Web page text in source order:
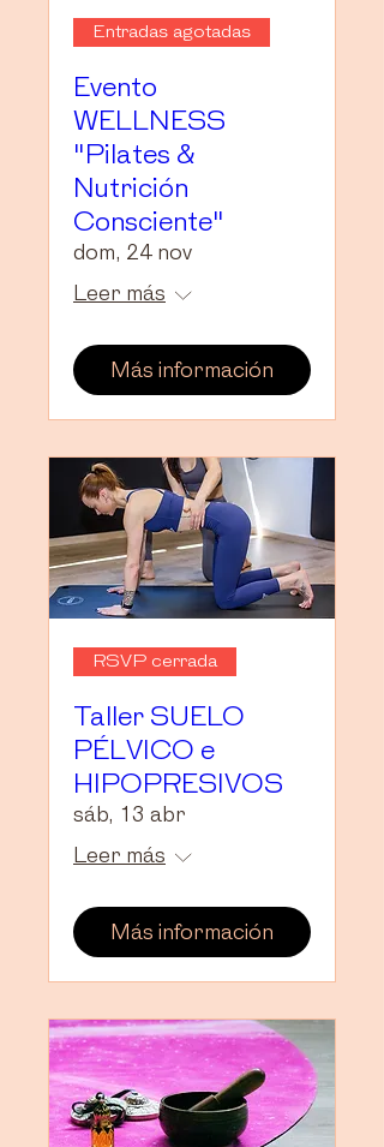
Entradas agotadas
Evento
WELLNESS
"Pilates &
Nutrición
Consciente"
dom, 24 nov
Leer más
Más información
RSVP cerrada
Taller SUELO
PÉLVICO e
HIPOPRESIVOS
sáb, 13 abr
Leer más
Más información